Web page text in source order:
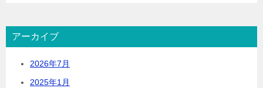
アーカイブ
2026年7月
2025年1月